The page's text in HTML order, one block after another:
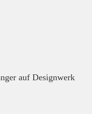
auf Designwerk